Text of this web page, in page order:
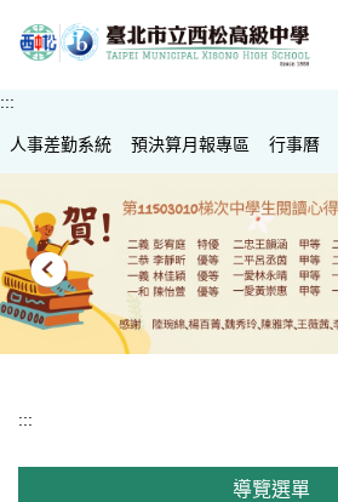
到
容
區
:::
人事差勤系統 預決算月報專區 行事曆
:::
導覽選單